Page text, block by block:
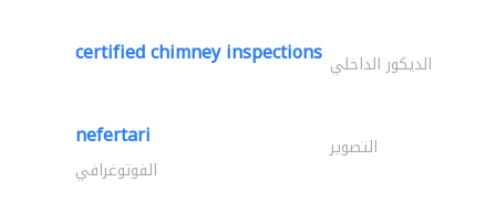
certified chimney inspections الديكور الداخلي
nefertari التصوير
الفوتوغرافي